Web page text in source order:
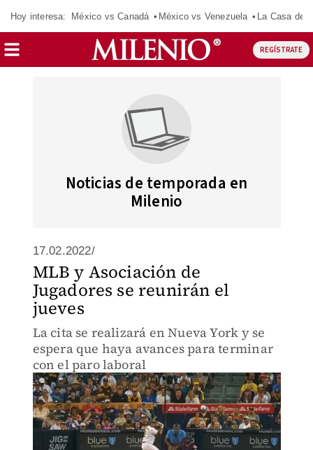
Hoy interesa: México vs Canadá México vs Venezuela La Casa de
REGÍSTRATE
Noticias de temporada en
Milenio
17.02.2022/
MLB y Asociación de
Jugadores se reunirán el
jueves
La cita se realizará en Nueva York y se
espera que haya avances para terminar
con el paro laboral